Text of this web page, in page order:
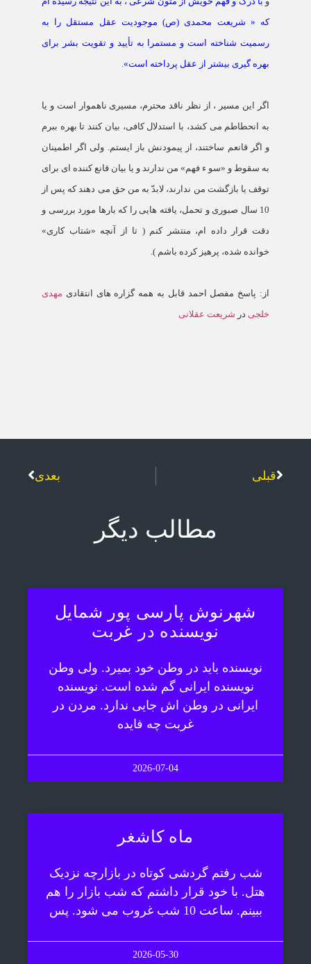
که « شریعت محمدی (ص) موجودیت عقل مستقل را به
رسمیت شناخته است و مستمرا به تأیید و تقویت بشر برای
بهره گیری بیشتر از عقل پرداخته است».
اگر این مسیر ، از نظر ناقد محترم، مسیری ناهموار است و یا
به انحطاطم می کشد، با استدلال کافی، بیان کنند تا بهره ببرم
و اگر قانعم ساختند، از پیمودنش باز ایستم. ولی اگر اطمینان
به سقوط و «سو ء فهم» من ندارند و یا بیان قانع کننده ای برای
توقف یا بازگشت من ندارند، لابدّ به من حق می دهند که پس از
10 سال صبوری و تحمل، یافته هایی را که بارها مورد بررسی و
دقت قرار داده ام، منتشر کنم ( تا از آنچه «شتاب کاری»
خوانده شده، پرهیز کرده باشم ).
از: پاسخ مفصل احمد قابل به همه گزاره های انتقادی مهدی
خلجی در شريعت عقلانی
قبلی بعدی
مطالب دیگر
شهرنوش پارسی پور شمایل
نویسنده در غربت
نویسنده باید در وطن خود بمیرد. ولی وطن
نویسنده ایرانی گم شده است. نویسنده
ایرانی در وطن اش جایی ندارد. مردن در
غربت چه فایده
2026-07-04
ماه کاشغر
شب رفتم گردشی کوتاه در بازارچه نزدیک
هتل. با خود قرار داشتم که شب بازار را هم
ببینم. ساعت 10 شب غروب می شود. پس
2026-05-30